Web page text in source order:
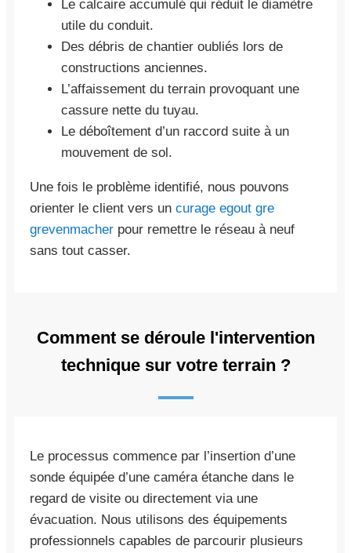
Le calcaire accumulé qui réduit le diamètre
utile du conduit.
Des débris de chantier oubliés lors de
constructions anciennes.
L’affaissement du terrain provoquant une
cassure nette du tuyau.
Le déboîtement d’un raccord suite à un
mouvement de sol.
Une fois le problème identifié, nous pouvons
orienter le client vers un curage egout gre
grevenmacher pour remettre le réseau à neuf
sans tout casser.
Comment se déroule l'intervention
technique sur votre terrain ?
Le processus commence par l’insertion d’une
sonde équipée d’une caméra étanche dans le
regard de visite ou directement via une
évacuation. Nous utilisons des équipements
professionnels capables de parcourir plusieurs